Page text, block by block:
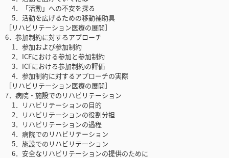
4．「活動」への不安を探る
5．活動を広げるための移動補助具
［リハビリテーション医療の展開］
6．参加制約に対するアプローチ
1．参加および参加制約
2．ICFにおける参加と参加制約
3．ICFにおける参加制約の評価
4．参加制約に対するアプローチの実際
［リハビリテーション医療の展開］
7．病院・施設でのリハビリテーション
1．リハビリテーションの目的
2．リハビリテーションの役割分担
3．リハビリテーションの過程
4．病院でのリハビリテーション
5．施設でのリハビリテーション
6．安全なリハビリテーションの提供のために